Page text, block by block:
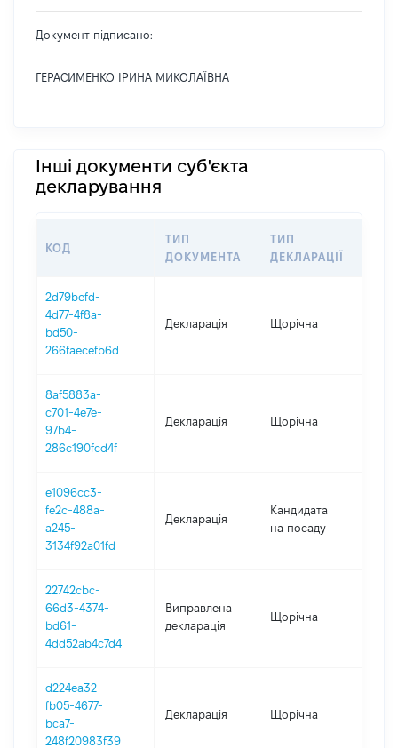
Документ підписано:
ГЕРАСИМЕНКО ІРИНА МИКОЛАЇВНА
Інші документи суб'єкта
декларування
КОД
ТИП
ДОКУМЕНТА
ТИП
ДЕКЛАРАЦІЇ
2d79befd-
4d77-4f8a-
bd50-
266faecefb6d
Декларація Щорічна
8af5883a-
c701-4e7e-
97b4-
286c190fcd4f
Декларація Щорічна
e1096cc3-
fe2c-488a-
a245-
3134f92a01fd
Декларація
Кандидата
на посаду
22742cbc-
66d3-4374-
bd61-
4dd52ab4c7d4
Виправлена
декларація
Щорічна
d224ea32-
fb05-4677-
bca7-
248f20983f39
Декларація Щорічна